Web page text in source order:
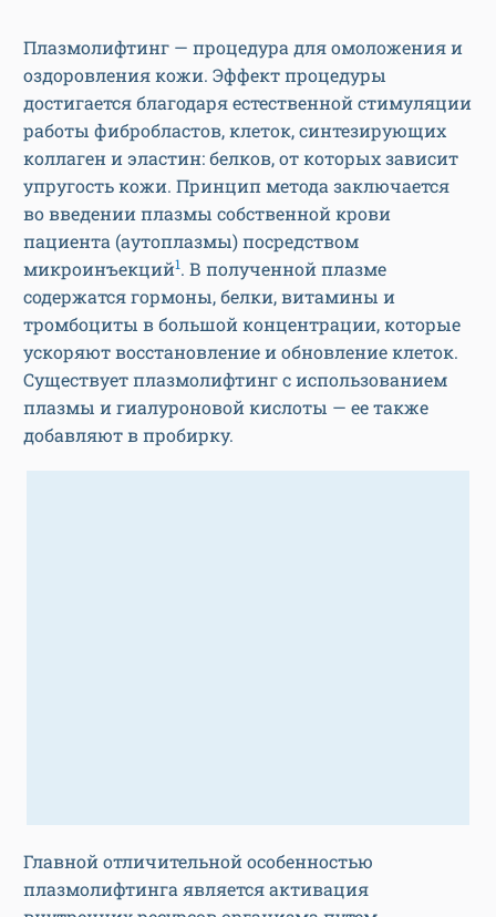
Плазмолифтинг — процедура для омоложения и
оздоровления кожи. Эффект процедуры
достигается благодаря естественной стимуляции
работы фибробластов, клеток, синтезирующих
коллаген и эластин: белков, от которых зависит
упругость кожи. Принцип метода заключается
во введении плазмы собственной крови
пациента (аутоплазмы) посредством
микроинъекций1. В полученной плазме
содержатся гормоны, белки, витамины и
тромбоциты в большой концентрации, которые
ускоряют восстановление и обновление клеток.
Существует плазмолифтинг с использованием
плазмы и гиалуроновой кислоты — ее также
добавляют в пробирку.
Главной отличительной особенностью
плазмолифтинга является активация